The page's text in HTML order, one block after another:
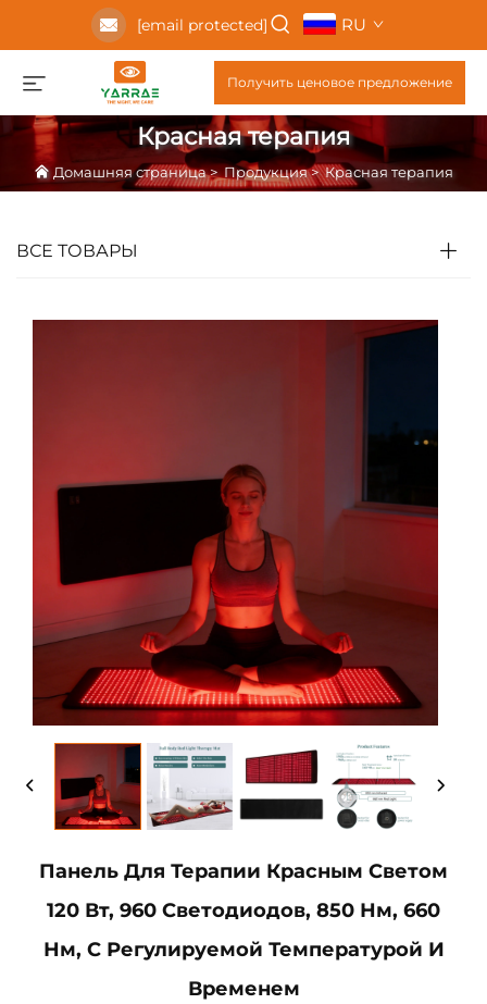
[email protected] RU
Получить ценовое предложение
Красная терапия
Домашняя страница>Продукция>Красная терапия
ВСЕ ТОВАРЫ
Панель Для Терапии Красным Светом
120 Вт, 960 Светодиодов, 850 Нм, 660
Нм, С Регулируемой Температурой И
Временем